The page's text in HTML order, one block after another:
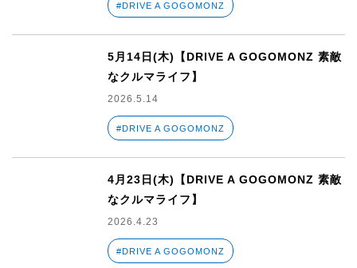
#DRIVE A GOGOMONZ
5月14日(木)【DRIVE A GOGOMONZ 素敵
なクルマライフ】
2026.5.14
#DRIVE A GOGOMONZ
4月23日(木)【DRIVE A GOGOMONZ 素敵
なクルマライフ】
2026.4.23
#DRIVE A GOGOMONZ